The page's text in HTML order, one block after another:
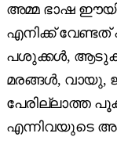
അമ്മ ഭാഷ
എനിക്ക്
പശുക്കൾ,
മരങ്ങൾ, വായു,
പേരില്ലാത്ത
എന്നിവയുടെ